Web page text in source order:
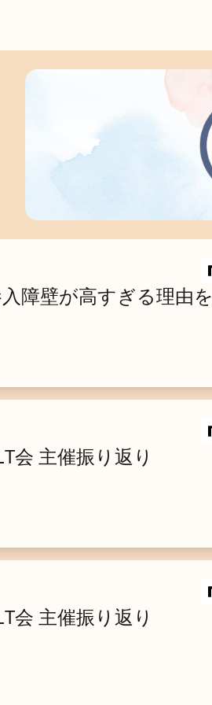
障壁が高すぎる理由を
会 主催振り返り
会 主催振り返り